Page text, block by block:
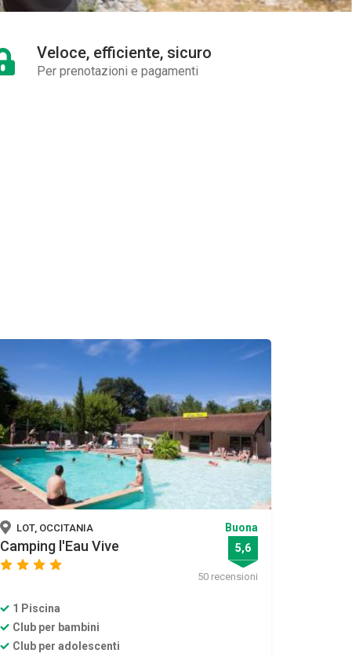
Veloce, efficiente, sicuro
Per prenotazioni e pagamenti
LOT, OCCITANIA
Camping l'Eau Vive
starstarstarstar
Buona
5,6
50 recensioni
1 Piscina
Club per bambini
Club per adolescenti